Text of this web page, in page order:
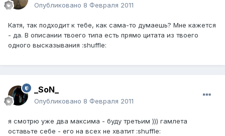
Опубликовано 8 Февраля 2011
Катя, так подходит к тебе, как сама-то думаешь? Мне кажется
- да. В описании твоего типа есть прямо цитата из твоего
одного высказывания :shuffle:
_SoN_
Опубликовано 8 Февраля 2011
я смотрю уже два максима - буду третьим ))) гамлета
оставьте себе - его на всех не хватит :shuffle: